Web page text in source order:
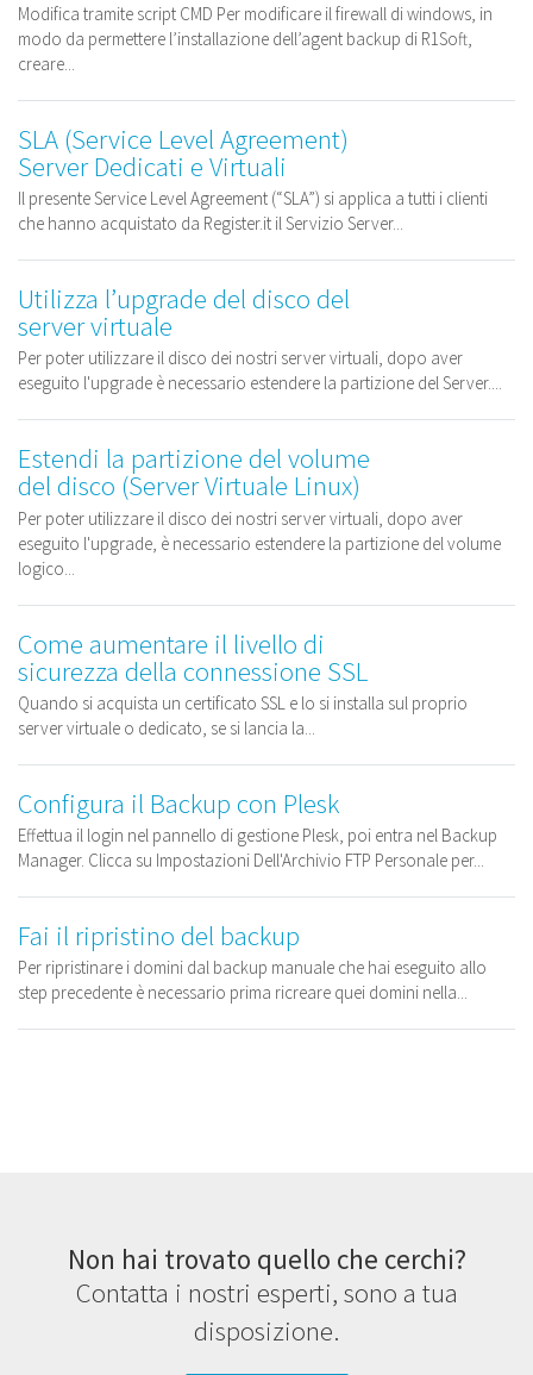
Modifica tramite script CMD Per modificare il firewall di windows, in
modo da permettere l’installazione dell’agent backup di R1Soft,
creare...
SLA (Service Level Agreement)
Server Dedicati e Virtuali
Il presente Service Level Agreement (“SLA”) si applica a tutti i clienti
che hanno acquistato da Register.it il Servizio Server...
Utilizza l’upgrade del disco del
server virtuale
Per poter utilizzare il disco dei nostri server virtuali, dopo aver
eseguito l'upgrade è necessario estendere la partizione del Server....
Estendi la partizione del volume
del disco (Server Virtuale Linux)
Per poter utilizzare il disco dei nostri server virtuali, dopo aver
eseguito l'upgrade, è necessario estendere la partizione del volume
logico...
Come aumentare il livello di
sicurezza della connessione SSL
Quando si acquista un certificato SSL e lo si installa sul proprio
server virtuale o dedicato, se si lancia la...
Configura il Backup con Plesk
Effettua il login nel pannello di gestione Plesk, poi entra nel Backup
Manager. Clicca su Impostazioni Dell'Archivio FTP Personale per...
Fai il ripristino del backup
Per ripristinare i domini dal backup manuale che hai eseguito allo
step precedente è necessario prima ricreare quei domini nella...
Non hai trovato quello che cerchi?
Contatta i nostri esperti, sono a tua
disposizione.